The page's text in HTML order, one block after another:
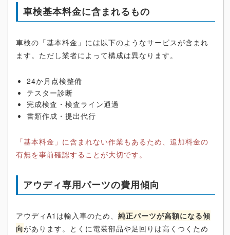
車検基本料金に含まれるもの
車検の「基本料金」には以下のようなサービスが含まれ
ます。ただし業者によって構成は異なります。
24か月点検整備
テスター診断
完成検査・検査ライン通過
書類作成・提出代行
「基本料金」に含まれない作業もあるため、追加料金の
有無を事前確認することが大切です。
アウディ専用パーツの費用傾向
アウディA1は輸入車のため、 純正パーツが高額になる傾
向があります。とくに電装部品や足回りは高くつくため